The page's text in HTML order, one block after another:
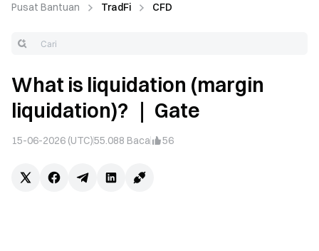
Pusat Bantuan TradFi CFD
What is liquidation (margin
liquidation)? ｜ Gate
15-06-2026 (UTC)55.088 Baca 56